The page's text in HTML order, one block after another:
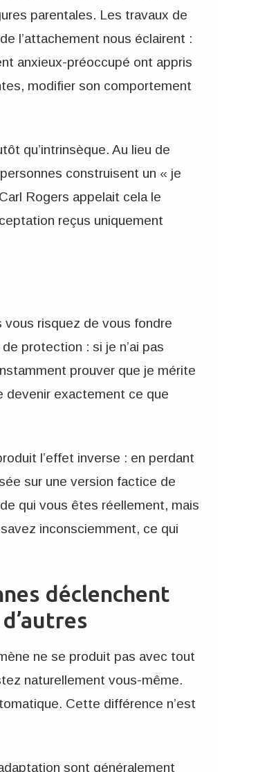
parentales. Les travaux de
l’attachement nous éclairent :
anxieux-préoccupé ont appris
modifier son comportement
qu’intrinsèque. Au lieu de
construisent un « je
Rogers appelait cela le
reçus uniquement
risquez de vous fondre
protection : si je n’ai pas
prouver que je mérite
devenir exactement ce que
l’effet inverse : en perdant
sur une version factice de
qui vous êtes réellement, mais
inconsciemment, ce qui
déclenchent
ne se produit pas avec tout
naturellement vous-même.
Cette différence n’est
sont généralement